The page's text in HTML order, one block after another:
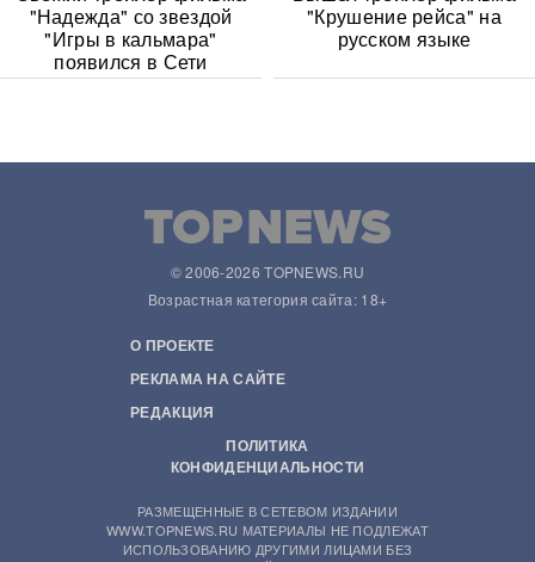
"Надежда" со звездой
"Игры в кальмара"
появился в Сети
"Крушение рейса" на
русском языке
© 2006-2026 TOPNEWS.RU
Возрастная категория сайта: 18+
О ПРОЕКТЕ
РЕКЛАМА НА САЙТЕ
РЕДАКЦИЯ
ПОЛИТИКА
КОНФИДЕНЦИАЛЬНОСТИ
РАЗМЕЩЕННЫЕ В СЕТЕВОМ ИЗДАНИИ
WWW.TOPNEWS.RU МАТЕРИАЛЫ НЕ ПОДЛЕЖАТ
ИСПОЛЬЗОВАНИЮ ДРУГИМИ ЛИЦАМИ БЕЗ